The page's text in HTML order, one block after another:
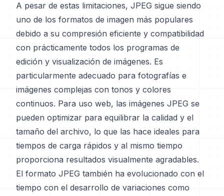
A pesar de estas limitaciones, JPEG sigue siendo
uno de los formatos de imagen más populares
debido a su compresión eficiente y compatibilidad
con prácticamente todos los programas de
edición y visualización de imágenes. Es
particularmente adecuado para fotografías e
imágenes complejas con tonos y colores
continuos. Para uso web, las imágenes JPEG se
pueden optimizar para equilibrar la calidad y el
tamaño del archivo, lo que las hace ideales para
tiempos de carga rápidos y al mismo tiempo
proporciona resultados visualmente agradables.
El formato JPEG también ha evolucionado con el
tiempo con el desarrollo de variaciones como